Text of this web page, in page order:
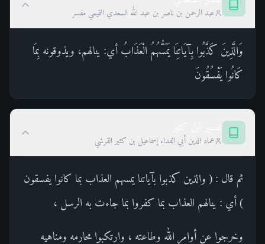
عبد الرحمن بن ناصر بن عبد الله السعدي التميمي مفسر
وَالَّذِينَ كَذَّبُوا بِآيَاتِنَا يَمَسُّهُمُ الْعَذَابُ أي: ينالهم، ويذوقونه بِمَا
كَانُوا يَفْسُقُونَ
عماد الدين أبي الفداء إسماعيل بن كثير القرشي
ثم قال : ( والذين كذبوا بآياتنا يمسهم العذاب بما كانوا يفسقون
) أي : ينالهم العذاب بما كفروا بما جاءت به الرسل ،
وخرجوا عن أوامر الله وطاعته ، وارتكبوا محارمه ومناهيه